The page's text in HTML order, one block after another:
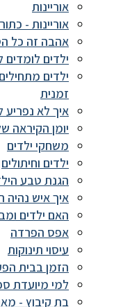
אוריינות
אוריינות -
אהבה זה כל
ילדים לומדים
ילדים
זמנית
איך לא נפריע
יומן הקיראה
משחקי ילדים
ילדים וחיתולים
הגנת טבע
איך איש נהיה
האם ילדים
אפס הפרדה
עיסוי תינוקות
הזמן בבית
למי מיועדת
בת קיבוץ -